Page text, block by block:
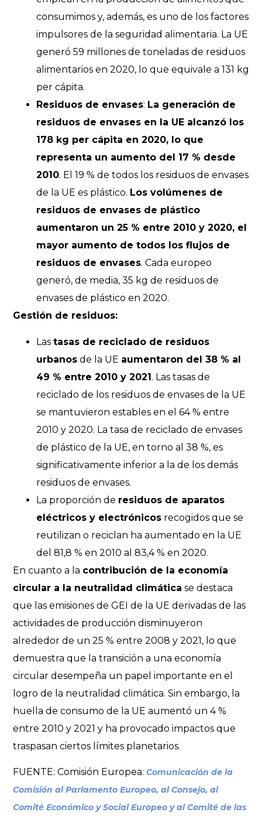
consumimos y, además, es uno de los factores
impulsores de la seguridad alimentaria. La UE
generó 59 millones de toneladas de residuos
alimentarios en 2020, lo que equivale a 131 kg
per cápita.
Residuos de envases: La generación de
residuos de envases en la UE alcanzó los
178 kg per cápita en 2020, lo que
representa un aumento del 17 % desde
2010. El 19 % de todos los residuos de envases
de la UE es plástico. Los volúmenes de
residuos de envases de plástico
aumentaron un 25 % entre 2010 y 2020, el
mayor aumento de todos los flujos de
residuos de envases. Cada europeo
generó, de media, 35 kg de residuos de
envases de plástico en 2020.
Gestión de residuos:
Las tasas de reciclado de residuos
urbanos de la UE aumentaron del 38 % al
49 % entre 2010 y 2021. Las tasas de
reciclado de los residuos de envases de la UE
se mantuvieron estables en el 64 % entre
2010 y 2020. La tasa de reciclado de envases
de plástico de la UE, en torno al 38 %, es
significativamente inferior a la de los demás
residuos de envases.
La proporción de residuos de aparatos
eléctricos y electrónicos recogidos que se
reutilizan o reciclan ha aumentado en la UE
del 81,8 % en 2010 al 83,4 % en 2020.
En cuanto a la contribución de la economía
circular a la neutralidad climática se destaca
que las emisiones de GEI de la UE derivadas de las
actividades de producción disminuyeron
alrededor de un 25 % entre 2008 y 2021, lo que
demuestra que la transición a una economía
circular desempeña un papel importante en el
logro de la neutralidad climática. Sin embargo, la
huella de consumo de la UE aumentó un 4 %
entre 2010 y 2021 y ha provocado impactos que
traspasan ciertos límites planetarios.
FUENTE: Comisión Europea: Comunicación de la
Comisión al Parlamento Europeo, al Consejo, al
Comité Económico y Social Europeo y al Comité de las